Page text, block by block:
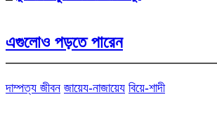
এগুলোও পড়তে পারেন
দাম্পত্য জীবন জায়েয-নাজায়েয বিয়ে-শাদী